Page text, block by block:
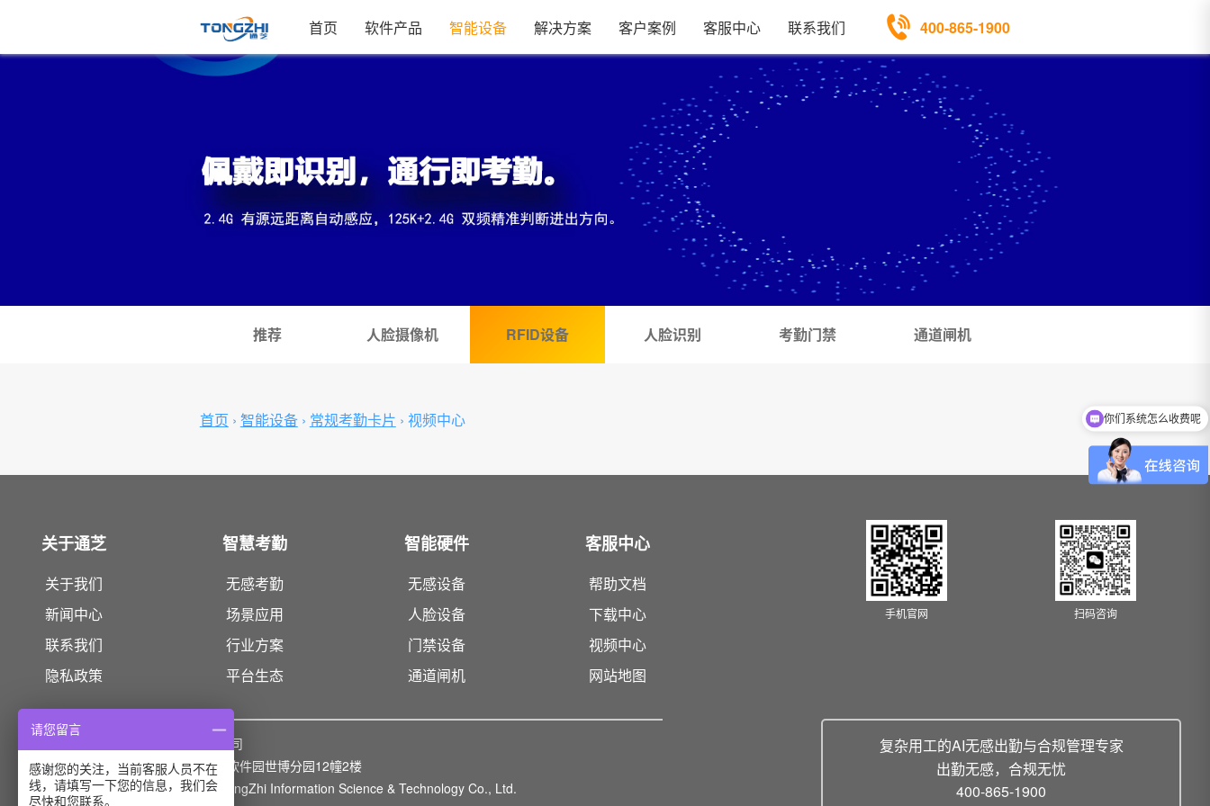
首页 软件产品 智能设备 解决方案 客户案例 客服中心 联系我们 400-865-1900
推荐 人脸摄像机 RFID设备 人脸识别 考勤门禁 通道闸机
首页 › 智能设备› 常规考勤卡片 › 视频中心
关于通芝
关于我们
新闻中心
联系我们
隐私政策
智慧考勤
无感考勤
场景应用
行业方案
平台生态
智能硬件
无感设备
人脸设备
门禁设备
通道闸机
客服中心
帮助文档
下载中心
视频中心
网站地图
手机官网 扫码咨询
上海通芝信息科技有限公司
上海市浦东新区灵岩南路295号浦东软件园世博分园12幢2楼
Copyright© 2014-2026 Shanghai TongZhi Information Science & Technology Co., Ltd.
复杂用工的AI无感出勤与合规管理专家
出勤无感，合规无忧
400-865-1900
你们系统怎么收费呢
请您留言
感谢您的关注，当前客服人员不在
线，请填写一下您的信息，我们会
尽快和您联系。